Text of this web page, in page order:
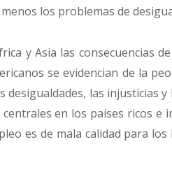
los problemas de
y Asia las consecuencias
se evidencian de la
desigualdades, las injusticias
en los países ricos e
es de mala calidad para